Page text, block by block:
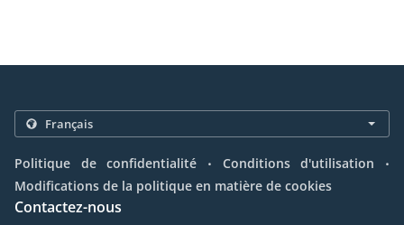
Politique de confidentialité . Conditions d'utilisation .
Modifications de la politique en matière de cookies
Contactez-nous